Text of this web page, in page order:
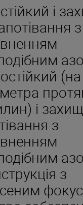
і
з
і
з
з